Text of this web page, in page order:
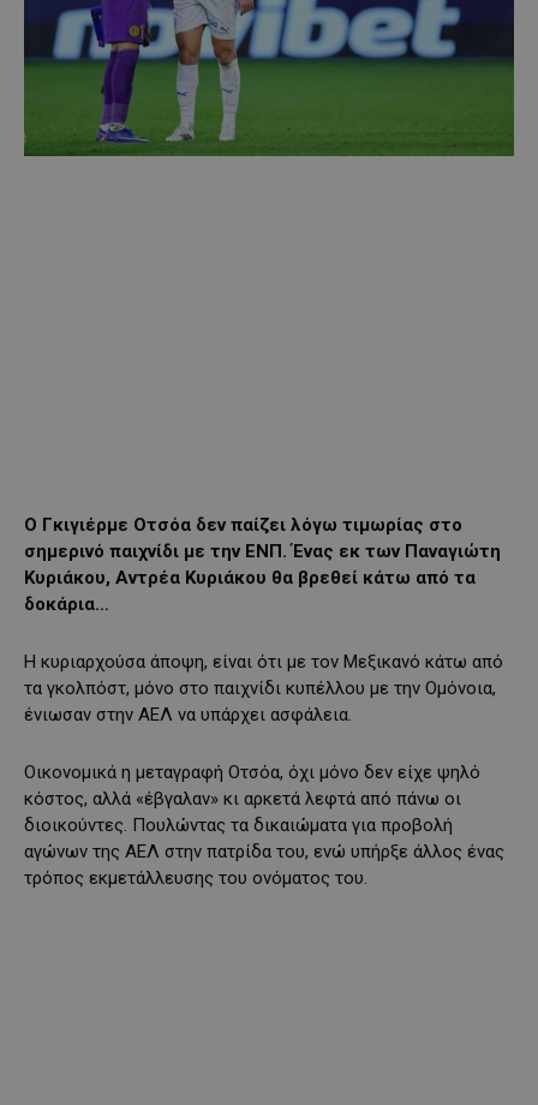
Ο Γκιγιέρμε Οτσόα δεν παίζει λόγω τιμωρίας στο
σημερινό παιχνίδι με την ΕΝΠ. Ένας εκ των Παναγιώτη
Κυριάκου, Αντρέα Κυριάκου θα βρεθεί κάτω από τα
δοκάρια…
Η κυριαρχούσα άποψη, είναι ότι με τον Μεξικανό κάτω από
τα γκολπόστ, μόνο στο παιχνίδι κυπέλλου με την Ομόνοια,
ένιωσαν στην ΑΕΛ να υπάρχει ασφάλεια.
Οικονομικά η μεταγραφή Οτσόα, όχι μόνο δεν είχε ψηλό
κόστος, αλλά «έβγαλαν» κι αρκετά λεφτά από πάνω οι
διοικούντες. Πουλώντας τα δικαιώματα για προβολή
αγώνων της ΑΕΛ στην πατρίδα του, ενώ υπήρξε άλλος ένας
τρόπος εκμετάλλευσης του ονόματος του.